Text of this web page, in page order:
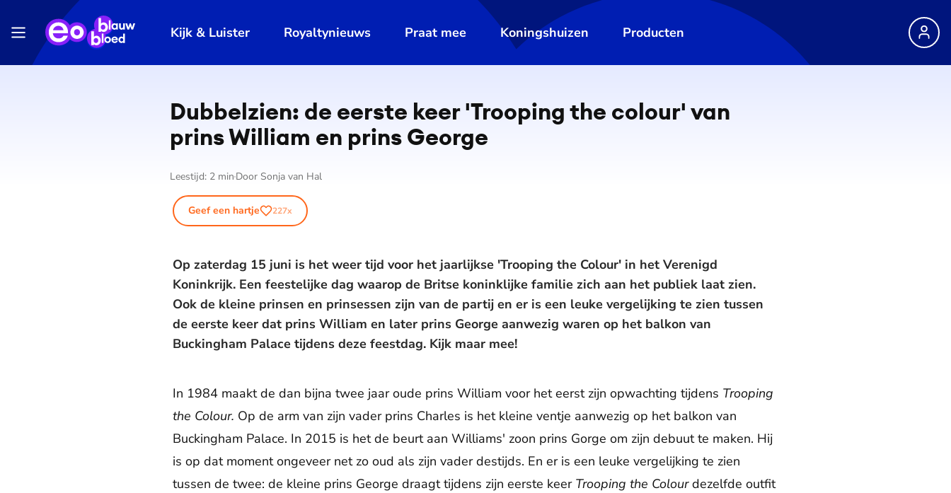
Kijk & Luister Royaltynieuws Praat mee Koningshuizen Producten
Dubbelzien: de eerste keer 'Trooping the colour' van
prins William en prins George
Leestijd: 2 min Door Sonja van Hal
Geef een hartje 227x
Op zaterdag 15 juni is het weer tijd voor het jaarlijkse 'Trooping the Colour' in het Verenigd
Koninkrijk. Een feestelijke dag waarop de Britse koninklijke familie zich aan het publiek laat zien.
Ook de kleine prinsen en prinsessen zijn van de partij en er is een leuke vergelijking te zien tussen
de eerste keer dat prins William en later prins George aanwezig waren op het balkon van
Buckingham Palace tijdens deze feestdag. Kijk maar mee!
In 1984 maakt de dan bijna twee jaar oude prins William voor het eerst zijn opwachting tijdens Trooping
the Colour. Op de arm van zijn vader prins Charles is het kleine ventje aanwezig op het balkon van
Buckingham Palace. In 2015 is het de beurt aan Williams' zoon prins Gorge om zijn debuut te maken. Hij
is op dat moment ongeveer net zo oud als zijn vader destijds. En er is een leuke vergelijking te zien
tussen de twee: de kleine prins George draagt tijdens zijn eerste keer Trooping the Colourdezelfde outfit